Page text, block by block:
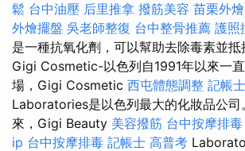
鬆 台中油壓 后里推拿 撥筋美容 苗栗外燴
外燴擺盤 吳老師整復 台中整骨推薦 護照
是一種抗氧化劑，可以幫助去除毒素並抵
Gigi Cosmetic-以色列自1991年以來一
場，Gigi Cosmetic 西屯體態調整 記帳
Laboratories是以色列最大的化妝品公司
來，Gigi Beauty 美容撥筋 台中按摩排毒
ip 台中按摩排毒 記帳士 高普考